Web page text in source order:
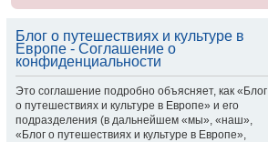
Блог о путешествиях и культуре в
Европе - Соглашение о
конфиденциальности
Это соглашение подробно объясняет, как «Блог
о путешествиях и культуре в Европе» и его
подразделения (в дальнейшем «мы», «наш»,
«Блог о путешествиях и культуре в Европе»,